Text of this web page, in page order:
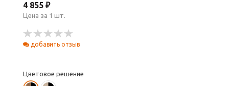
4 855 ₽
Цена за 1 шт.
добавить отзыв
Цветовое решение